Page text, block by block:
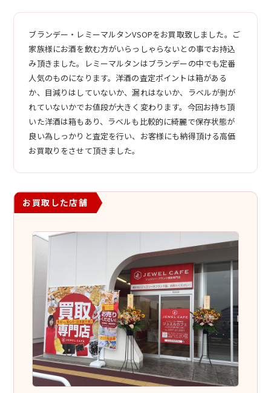
ブランデー・レミーマルタンVSOPをお買取致しました。ご
家族様にお酒を飲む方がいらっしゃらないとの事でお持込
み頂きました。レミーマルタンはブランデーの中でも定番
人気のものになります。洋酒の査定ポイントは箱がある
か、目減りはしていないか、漏れはないか、ラベルが剝が
れていないかでお値段が大きく変わります。今回お持ち頂
いた洋酒は箱もあり、ラベルも比較的に綺麗で保存状態が
良い為しっかりと査定を行い、お客様にも納得頂ける高価
お買取りをさせて頂きました。
お買取した店舗